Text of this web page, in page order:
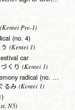
(Kentei Pre-1)
(no. 4)
(Kentei 1)
car
くり (Kentei 1)
piling, ceremony radical (no. 56)
るみ (Kentei 1)
N5)